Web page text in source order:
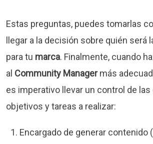
Estas preguntas, puedes tomarlas
llegar a la decisión sobre quién será
para tu marca. Finalmente, cuando
al Community Managermás
es imperativo llevar un control de
objetivos y tareas a realizar:
Encargado de generar contenido